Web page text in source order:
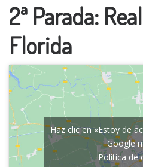
2ª Parada:
Florida
Haz clic en «Estoy de
Google
Política de